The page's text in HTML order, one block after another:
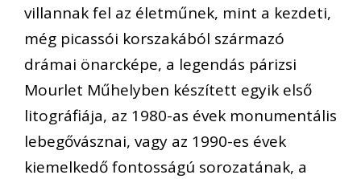
villannak fel az életműnek, mint a kezdeti,
még picassói korszakából származó
drámai önarcképe, a legendás párizsi
Mourlet Műhelyben készített egyik első
litográfiája, az 1980-as évek monumentális
lebegővásznai, vagy az 1990-es évek
kiemelkedő fontosságú sorozatának, a